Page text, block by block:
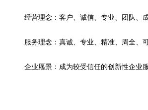
经营理念：客户、诚信、专业、团队、
服务理念：真诚、专业、精准、周全、
企业愿景：成为较受信任的创新性企业